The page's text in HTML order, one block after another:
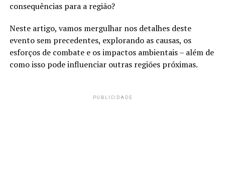
consequências para a região?
Neste artigo, vamos mergulhar nos detalhes deste
evento sem precedentes, explorando as causas, os
esforços de combate e os impactos ambientais – além de
como isso pode influenciar outras regiões próximas.
PUBLICIDADE